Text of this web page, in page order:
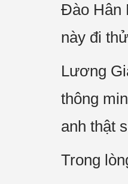
Đào Hân
này đi
Lương
thông
anh thật
Trong